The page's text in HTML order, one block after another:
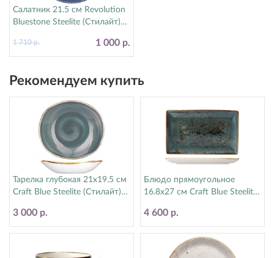
Салатник 21.5 см Revolution
Bluestone Steelite (Стилайт)
1 000 р.
1 710 р.
Рекомендуем купить
Тарелка глубокая 21х19.5 см
Craft Blue Steelite (Стилайт)
3 000 р.
Блюдо прямоугольное
16.8х27 см Craft Blue Steelite
4 600 р.